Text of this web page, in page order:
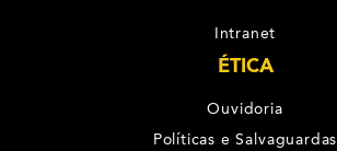
Intranet
ÉTICA
Ouvidoria
Políticas e Salvaguardas